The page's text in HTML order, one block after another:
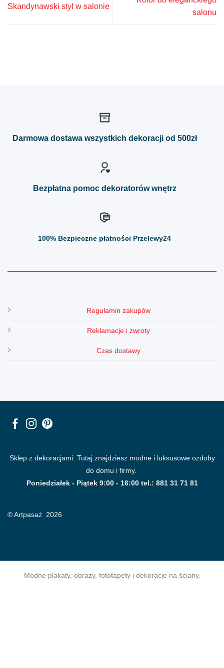
Skandynawski styl w salonie
salonu
Darmowa dostawa wszystkich dekoracji od 500zł
Bezpłatna pomoc dekoratorów wnętrz
100% Bezpieczne płatności Przelewy24
Regulamin zakupów
Reklamacje i zwroty
Czas dostawy
Sklep z dekoracjami. Tutaj znajdziesz modne i luksusowe ozdoby
do domu i firmy.
Poniedziałek - Piątek 9:00 - 16:00 tel.: 881 31 71 81
© Artpasaż 2026
Modne plakaty, obrazy, fototapety i dekoracje na ściany.